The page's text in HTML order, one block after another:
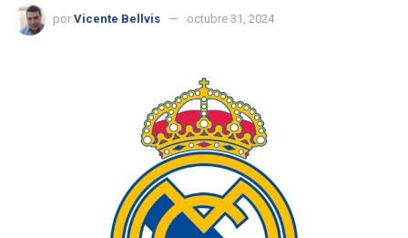
por Vicente Bellvis octubre 31, 2024